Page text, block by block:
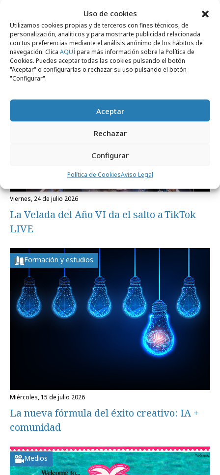
Uso de cookies
Utilizamos cookies propias y de terceros con fines técnicos, de
personalización, analíticos y para mostrarte publicidad relacionada
con tus preferencias mediante el análisis anónimo de los hábitos de
navegación. Clica AQUÍpara más información sobre la Política de
Cookies. Puedes aceptar todas las cookies pulsando el botón
"Aceptar" o configurarlas o rechazar su uso pulsando el botón
"Configurar".
Aceptar
Rechazar
Configurar
Política de CookiesAviso Legal
Noticias Relacionadas
Medios
viernes, 24 de julio 2026
La Velada del Año VI da el salto a TikTok
LIVE
Formación y estudios
miércoles, 15 de julio 2026
La nueva fórmula del éxito creativo: IA +
comunidad
Medios